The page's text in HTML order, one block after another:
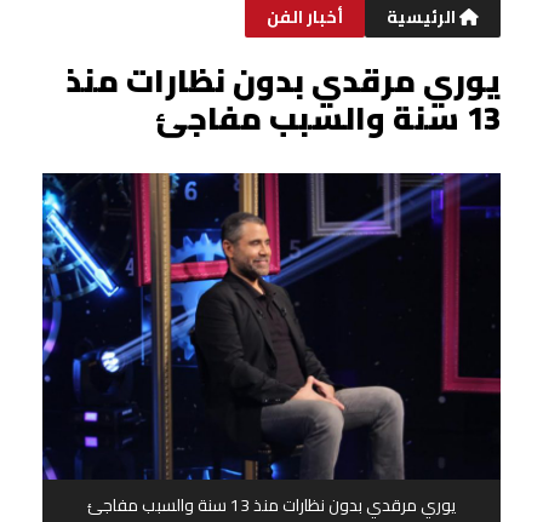
الرئيسية أخبار الفن
يوري مرقدي بدون نظارات منذ
13 سنة والسبب مفاجئ
يوري مرقدي بدون نظارات منذ 13 سنة والسبب مفاجئ